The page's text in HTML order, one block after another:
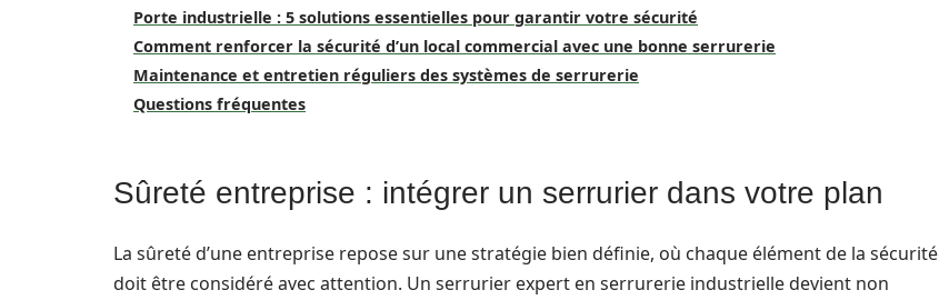
Porte industrielle : 5 solutions essentielles pour garantir votre sécurité
Comment renforcer la sécurité d’un local commercial avec une bonne serrurerie
Maintenance et entretien réguliers des systèmes de serrurerie
Questions fréquentes
Sûreté entreprise : intégrer un serrurier dans votre plan
La sûreté d’une entreprise repose sur une stratégie bien définie, où chaque élément de la sécurité
doit être considéré avec attention. Un serrurier expert en serrurerie industrielle devient non